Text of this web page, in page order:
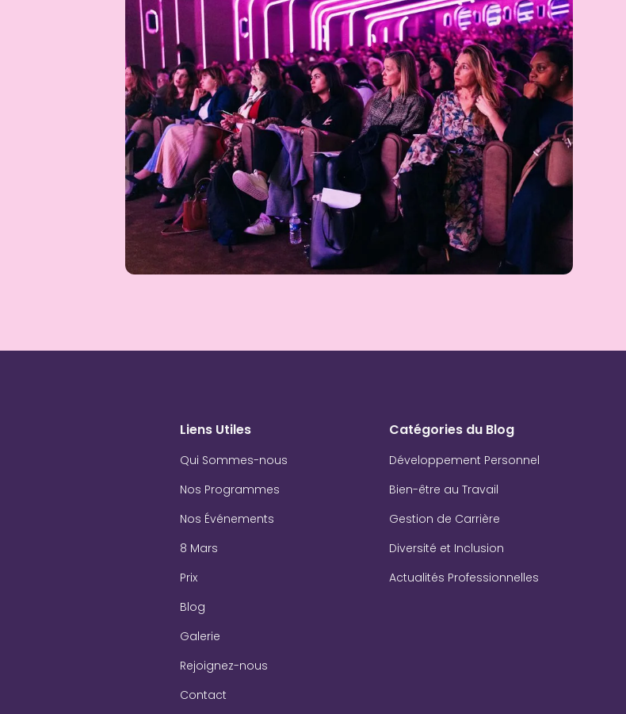
Liens Utiles
Qui Sommes-nous
Nos Programmes
Nos Événements
8 Mars
Prix
Blog
Galerie
Rejoignez-nous
Contact
Catégories du Blog
Développement Personnel
Bien-être au Travail
Gestion de Carrière
Diversité et Inclusion
Actualités Professionnelles